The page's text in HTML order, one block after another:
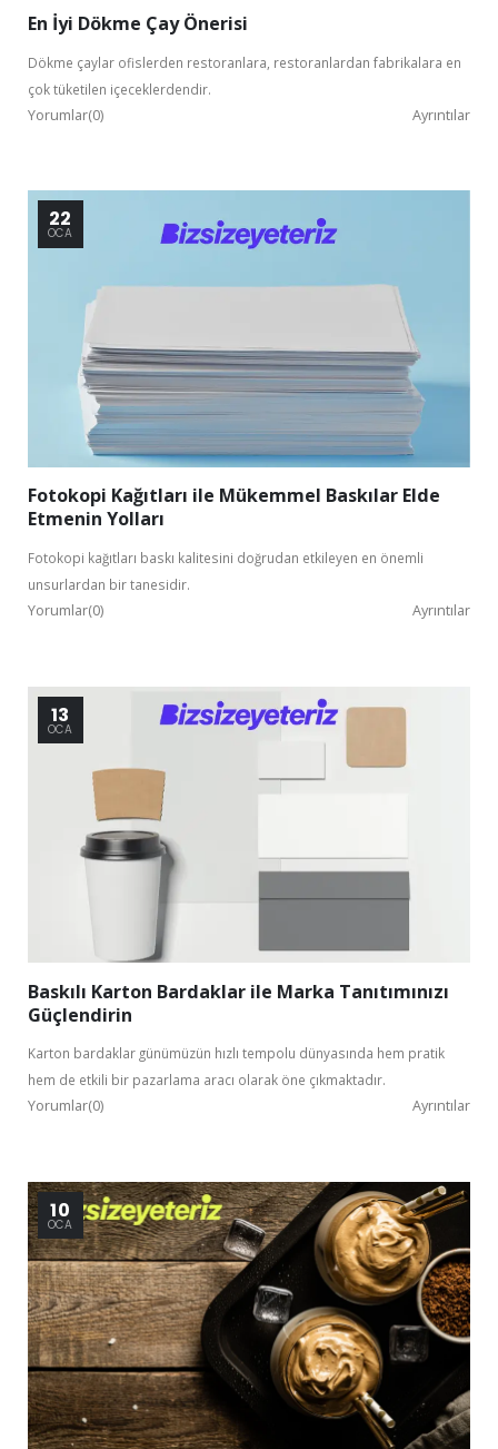
En İyi Dökme Çay Önerisi
Dökme çaylar ofislerden restoranlara, restoranlardan fabrikalara en
çok tüketilen içeceklerdendir.
Yorumlar(0) Ayrıntılar
22
OCA
Fotokopi Kağıtları ile Mükemmel Baskılar Elde
Etmenin Yolları
Fotokopi kağıtları baskı kalitesini doğrudan etkileyen en önemli
unsurlardan bir tanesidir.
Yorumlar(0) Ayrıntılar
13
OCA
Baskılı Karton Bardaklar ile Marka Tanıtımınızı
Güçlendirin
Karton bardaklar günümüzün hızlı tempolu dünyasında hem pratik
hem de etkili bir pazarlama aracı olarak öne çıkmaktadır.
Yorumlar(0) Ayrıntılar
10
OCA